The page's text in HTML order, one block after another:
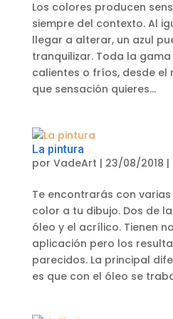
Los colores producen
siempre del contexto. Al
llegar a alterar, un azul
tranquilizar. Toda la
calientes o fríos, desde el
que sensación quieres...
La pintura
por VadeArt | 23/08/2018 |
Te encontrarás con
color a tu dibujo. Dos de
óleo y el acrílico. Tienen
aplicación pero los
parecidos. La principal
es que con el óleo se